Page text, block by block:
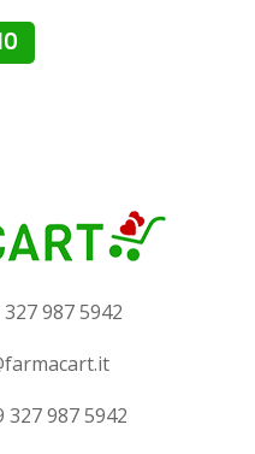
987 5942
327 987 5942